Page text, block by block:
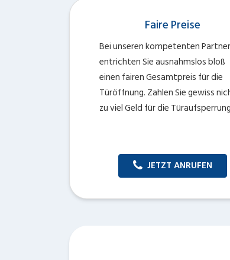
Faire Preise
Bei unseren kompetenten Partner
entrichten Sie ausnahmslos bloß
einen fairen Gesamtpreis für die
Türöffnung. Zahlen Sie gewiss
zu viel Geld für die
JETZT ANRUFEN